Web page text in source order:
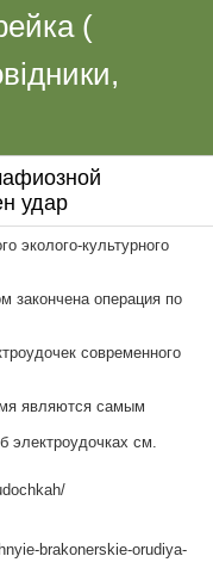
(
удар
эколого-культурного
закончена операция по
современного
являются самым
электроудочках см.
brakonerskie-orudiya-